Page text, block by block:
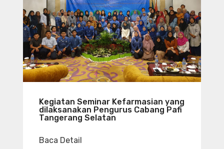
Kegiatan Seminar Kefarmasian yang
dilaksanakan Pengurus Cabang Pafi
Tangerang Selatan
Baca Detail